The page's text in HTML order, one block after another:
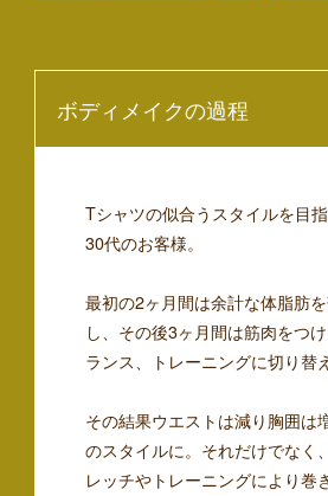
ボディメイクの過程
Tシャツの似合うスタイルを目
30代のお客様。
最初の2ヶ月間は余計な体脂肪
し、その後3ヶ月間は筋肉をつ
ランス、トレーニングに切り替
その結果ウエストは減り胸囲は
のスタイルに。それだけでなく
レッチやトレーニングにより巻